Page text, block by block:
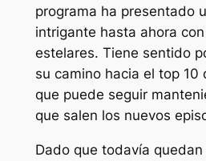
programa ha presentado
intrigante hasta ahora
estelares. Tiene sentido
su camino hacia el top 10
que puede seguir
que salen los nuevos
Dado que todavía